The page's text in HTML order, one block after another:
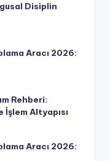
Disiplin
Aracı 2026:
Rehberi:
Altyapısı
Aracı 2026: